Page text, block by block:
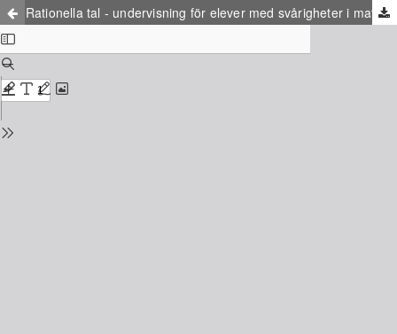
Rationella tal - undervisning för elever med svårigheter i matematik